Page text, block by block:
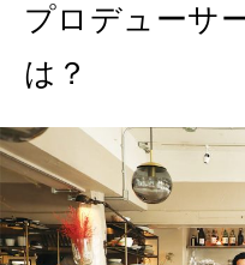
2026年2月号「良
2026年1月号
プロデューサ
は？